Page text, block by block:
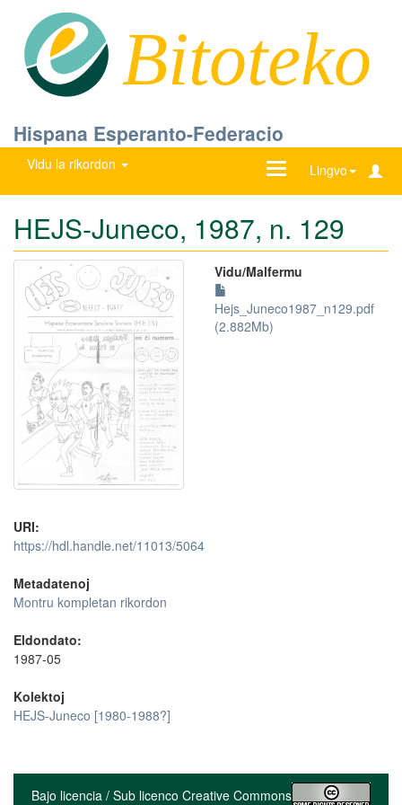
Bitoteko
Hispana Esperanto-Federacio
Vidu la rikordon Lingvo
Ŝanĝu
HEJS-Juneco, 1987, n. 129
Vidu/Malfermu
Hejs_Juneco1987_n129.pdf
(2.882Mb)
URI:
https://hdl.handle.net/11013/5064
Metadatenoj
Montru kompletan rikordon
Eldondato:
1987-05
Kolektoj
HEJS-Juneco [1980-1988?]
Bajo licencia / Sub licenco Creative Commons